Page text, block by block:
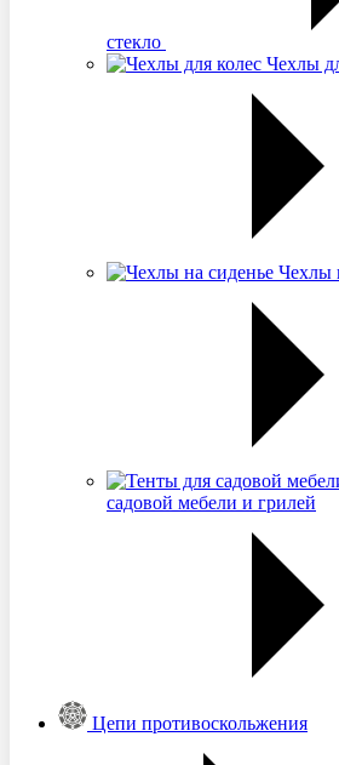
стекло
Чехлы
Чехлы
садовой мебели и грилей
Цепи противоскольжения